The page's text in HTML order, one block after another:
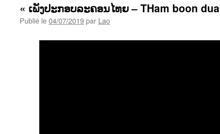
« ເພັງປະກອບລະຄອນໄທຍ – THam boon
Publié le04/07/2019par Lao